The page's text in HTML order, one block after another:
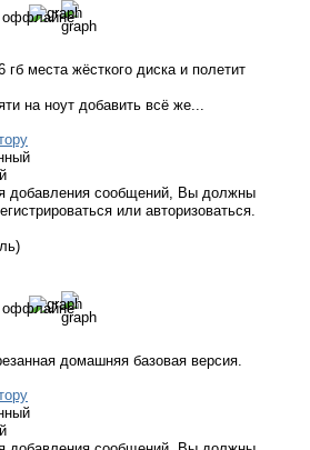
гб места жёсткого диска и полетит
на ноут добавить всё же...
добавления сообщений, Вы должны
или авторизоваться.
домашняя базовая версия.